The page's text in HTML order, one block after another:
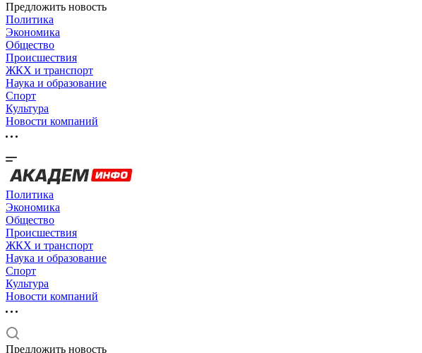
Предложить новость
Политика
Экономика
Общество
Происшествия
ЖКХ и транспорт
Наука и образование
Спорт
Культура
Новости компаний
Политика
Экономика
Общество
Происшествия
ЖКХ и транспорт
Наука и образование
Спорт
Культура
Новости компаний
Предложить новость